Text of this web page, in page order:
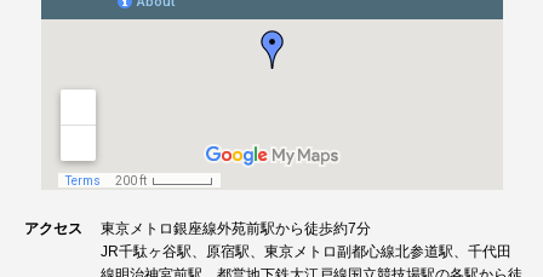
アクセス
東京メトロ銀座線外苑前駅から徒歩約7分
JR千駄ヶ谷駅、原宿駅、東京メトロ副都心線北参道駅、千代田